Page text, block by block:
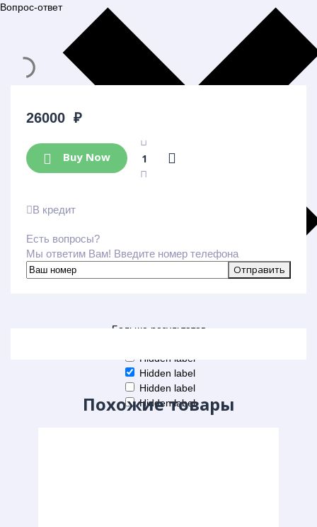
Больше результатов
Hidden label
Hidden label
Hidden label
Hidden label
Вопрос-ответ
26000 ₽
Buy Now
В кредит
Есть вопросы?
Мы ответим Вам! Введите номер телефона
Похожие товары